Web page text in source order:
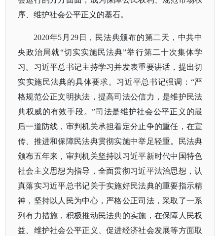
序、维护社会公平正义的基石。
2020年5月29日，民法典颁布的第二天，中共中
央政治局就“切实实施民法典”举行第二十次集体学
习。习近平总书记主持学习并发表重要讲话，提出切
实实施民法典的具体要求。习近平总书记强调：“严
格规范公正文明执法，提高司法公信力，是维护民法
典权威的有效手段。”司法是维护社会公平正义的最
后一道防线，审判机关承担着定分止争的重任，在宣
传、推进和保障民法典贯彻实施中举足轻重。民法典
颁布五年来，审判机关坚持以习近平新时代中国特色
社会主义思想为指导，全面贯彻习近平法治思想，认
真落实习近平总书记关于实施好民法典的重要指示精
神，坚持以人民为中心，严格公正司法，采取了一系
列有力措施，积极推动民法典的实施，在保障人民权
益、维护社会公平正义、促进经济社会发展等方面取